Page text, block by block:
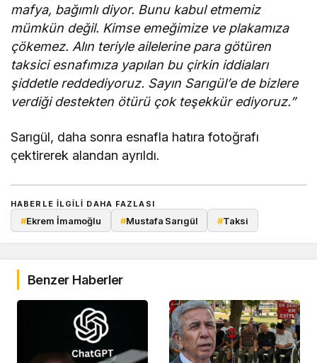
mafya, bağımlı diyor. Bunu kabul etmemiz
mümkün değil. Kimse emeğimize ve plakamıza
çökemez. Alın teriyle ailelerine para götüren
taksici esnafımıza yapılan bu çirkin iddiaları
şiddetle reddediyoruz. Sayın Sarıgül’e de bizlere
verdiği destekten ötürü çok teşekkür ediyoruz.”
Sarıgül, daha sonra esnafla hatıra fotoğrafı
çektirerek alandan ayrıldı.
HABERLE ILGILI DAHA FAZLASI
#Ekrem İmamoğlu #Mustafa Sarıgül #Taksi
Benzer Haberler